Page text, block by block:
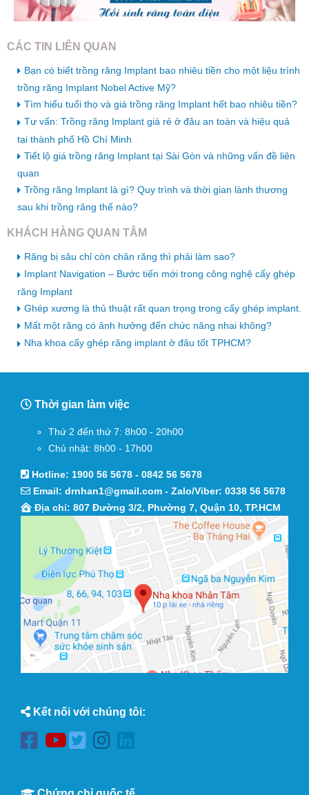
CÁC TIN LIÊN QUAN
Bạn có biết trồng răng Implant bao nhiêu tiền cho một liệu trình
trồng răng Implant Nobel Active Mỹ?
Tìm hiểu tuổi thọ và giá trồng răng Implant hết bao nhiêu tiền?
Tư vấn: Trồng răng Implant giá rẻ ở đâu an toàn và hiệu quả
tại thành phố Hồ Chí Minh
Tiết lộ giá trồng răng Implant tại Sài Gòn và những vấn đề liên
quan
Trồng răng Implant là gì? Quy trình và thời gian lành thương
sau khi trồng răng thế nào?
KHÁCH HÀNG QUAN TÂM
Răng bị sâu chỉ còn chân răng thì phải làm sao?
Implant Navigation – Bước tiến mới trong công nghệ cấy ghép
răng Implant
Ghép xương là thủ thuật rất quan trọng trong cấy ghép implant.
Mất một răng có ảnh hưởng đến chức năng nhai không?
Nha khoa cấy ghép răng implant ở đâu tốt TPHCM?
Thời gian làm việc
Thứ 2 đến thứ 7: 8h00 - 20h00
Chủ nhật: 8h00 - 17h00
Hotline: 1900 56 5678 - 0842 56 5678
Email: drnhan1@gmail.com - Zalo/Viber: 0338 56 5678
Địa chỉ: 807 Đường 3/2, Phường 7, Quận 10, TP.HCM
Kết nối với chúng tôi: